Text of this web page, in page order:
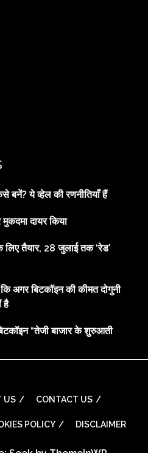
बनें? ये व्हेल की रणनीतियाँ हैं
मुकदमा दायर किया
लिए तैयार, 28 जुलाई तक ‘रेड’
अगर बिटकॉइन की कीमत दोगुनी
है
“तेजी बाजार के शुरुआती
US CONTACT US
POLICY DISCLAIMER